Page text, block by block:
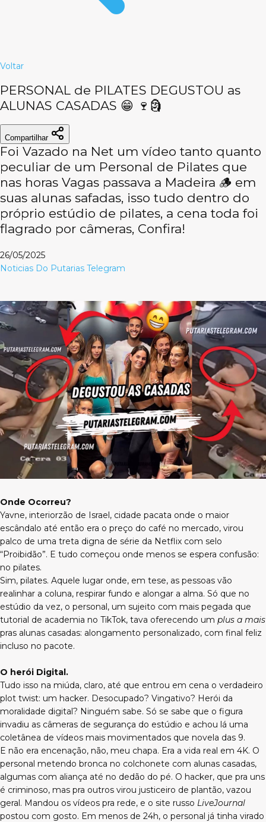
Voltar
PERSONAL de PILATES DEGUSTOU as
ALUNAS CASADAS 😁 🍷🗿
Compartilhar
Foi Vazado na Net um vídeo tanto quanto
peculiar de um Personal de Pilates que
nas horas Vagas passava a Madeira 🪵 em
suas alunas safadas, isso tudo dentro do
próprio estúdio de pilates, a cena toda foi
flagrado por câmeras, Confira!
26/05/2025
Noticias Do Putarias Telegram
Onde Ocorreu?
Yavne, interiorzão de Israel, cidade pacata onde o maior
escândalo até então era o preço do café no mercado, virou
palco de uma treta digna de série da Netflix com selo
“Proibidão”. E tudo começou onde menos se espera confusão:
no pilates.
Sim, pilates. Aquele lugar onde, em tese, as pessoas vão
realinhar a coluna, respirar fundo e alongar a alma. Só que no
estúdio da vez, o personal, um sujeito com mais pegada que
tutorial de academia no TikTok, tava oferecendo um plus a mais
pras alunas casadas: alongamento personalizado, com final feliz
incluso no pacote.
O herói Digital.
Tudo isso na miúda, claro, até que entrou em cena o verdadeiro
plot twist: um hacker. Desocupado? Vingativo? Herói da
moralidade digital? Ninguém sabe. Só se sabe que o figura
invadiu as câmeras de segurança do estúdio e achou lá uma
coletânea de vídeos mais movimentados que novela das 9.
E não era encenação, não, meu chapa. Era a vida real em 4K. O
personal metendo bronca no colchonete com alunas casadas,
algumas com aliança até no dedão do pé. O hacker, que pra uns
é criminoso, mas pra outros virou justiceiro de plantão, vazou
geral. Mandou os vídeos pra rede, e o site russo LiveJournal
postou com gosto. Em menos de 24h, o personal já tinha virado